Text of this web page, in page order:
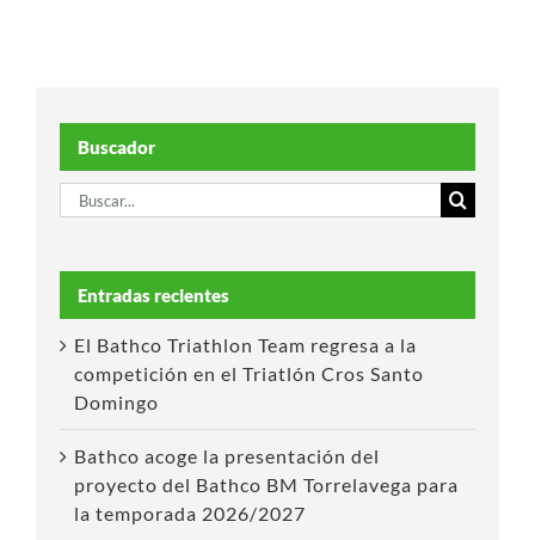
Buscador
Buscar:
Entradas recientes
El Bathco Triathlon Team regresa a la
competición en el Triatlón Cros Santo
Domingo
Bathco acoge la presentación del
proyecto del Bathco BM Torrelavega para
la temporada 2026/2027